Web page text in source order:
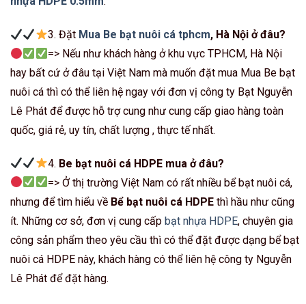
3. Đặt Mua Be bạt nuôi cá tphcm, Hà Nội ở đâu?
=> Nếu như khách hàng ở khu vực TPHCM, Hà Nội
hay bất cứ ở đâu tại Việt Nam mà muốn đặt mua Mua Be bạt
nuôi cá thì có thể liên hệ ngay với đơn vị công ty Bạt Nguyễn
Lê Phát để được hỗ trợ cung như cung cấp giao hàng toàn
quốc, giá rẻ, uy tín, chất lượng , thực tế nhất.
4. Be bạt nuôi cá HDPE mua ở đâu?
=> Ở thị trường Việt Nam có rất nhiều bể bạt nuôi cá,
nhưng để tìm hiểu về Bể bạt nuôi cá HDPE thì hầu như cũng
ít. Những cơ sở, đơn vị cung cấp bạt nhựa HDPE, chuyên gia
công sản phẩm theo yêu cầu thì có thể đặt được dạng bể bạt
nuôi cá HDPE này, khách hàng có thể liên hệ công ty Nguyễn
Lê Phát để đặt hàng.